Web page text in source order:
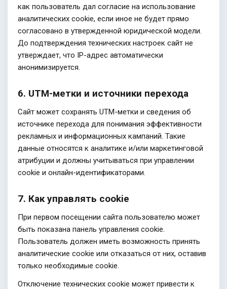
как пользователь дал согласие на использование
аналитических cookie, если иное не будет прямо
согласовано в утвержденной юридической модели.
До подтверждения технических настроек сайт не
утверждает, что IP-адрес автоматически
анонимизируется.
6. UTM-метки и источники перехода
Сайт может сохранять UTM-метки и сведения об
источнике перехода для понимания эффективности
рекламных и информационных кампаний. Такие
данные относятся к аналитике и/или маркетинговой
атрибуции и должны учитываться при управлении
cookie и онлайн-идентификаторами.
7. Как управлять cookie
При первом посещении сайта пользователю может
быть показана панель управления cookie.
Пользователь должен иметь возможность принять
аналитические cookie или отказаться от них, оставив
только необходимые cookie.
Отключение технических cookie может привести к